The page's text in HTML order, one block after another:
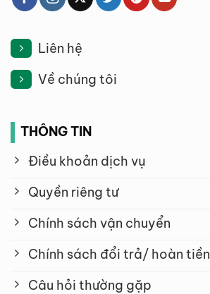
Liên hệ
Về chúng tôi
THÔNG TIN
Điều khoản dịch vụ
Quyền riêng tư
Chính sách vận chuyển
Chính sách đổi trả/ hoàn tiền
Câu hỏi thường gặp